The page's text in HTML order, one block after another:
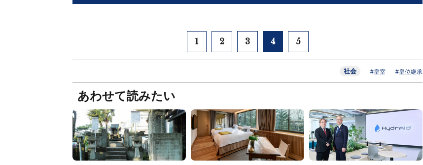
1 2 3 4 5
社会 #皇室 #皇位継承
あわせて読みたい